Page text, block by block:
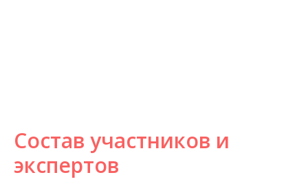
Состав участников и
экспертов